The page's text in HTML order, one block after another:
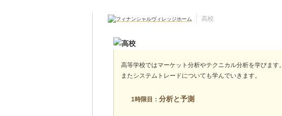
高校
高等学校ではマーケット分析やテクニカル分析を学びます。
またシステムトレードについても学んでいきます。
1時限目： 分析と予測